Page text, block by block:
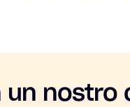
un nostro